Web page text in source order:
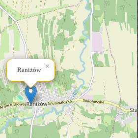
Raniżów ×